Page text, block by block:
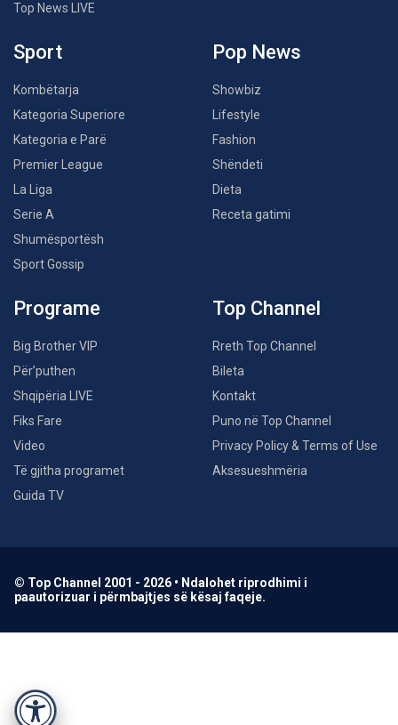
Top News LIVE
Sport
Kombëtarja
Kategoria Superiore
Kategoria e Parë
Premier League
La Liga
Serie A
Shumësportësh
Sport Gossip
Pop News
Showbiz
Lifestyle
Fashion
Shëndeti
Dieta
Receta gatimi
Programe
Big Brother VIP
Për’puthen
Shqipëria LIVE
Fiks Fare
Video
Të gjitha programet
Guida TV
Top Channel
Rreth Top Channel
Bileta
Kontakt
Puno në Top Channel
Privacy Policy & Terms of Use
Aksesueshmëria
© Top Channel 2001 - 2026 • Ndalohet riprodhimi i
paautorizuar i përmbajtjes së kësaj faqeje.